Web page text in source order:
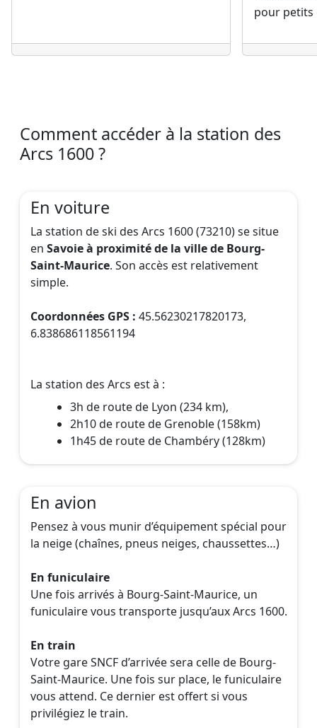
pour petits
Comment accéder à la station des
Arcs 1600 ?
En voiture
La station de ski des Arcs 1600 (73210) se situe
en Savoie à proximité de la ville de Bourg-
Saint-Maurice. Son accès est relativement
simple.
Coordonnées GPS : 45.56230217820173,
6.838686118561194
La station des Arcs est à :
3h de route de Lyon (234 km),
2h10 de route de Grenoble (158km)
1h45 de route de Chambéry (128km)
En avion
Pensez à vous munir d’équipement spécial pour
la neige (chaînes, pneus neiges, chaussettes…)
En funiculaire
Une fois arrivés à Bourg-Saint-Maurice, un
funiculaire vous transporte jusqu’aux Arcs 1600.
En train
Votre gare SNCF d’arrivée sera celle de Bourg-
Saint-Maurice. Une fois sur place, le funiculaire
vous attend. Ce dernier est offert si vous
privilégiez le train.